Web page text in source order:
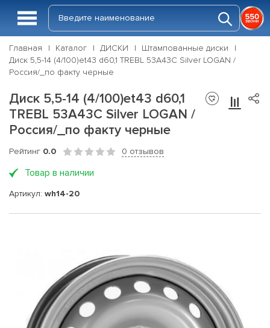
Главная Каталог ДИСКИ
Штампованные диски
Диск 5,5-14 (4/100)et43 d60,1 TREBL 53A43C Silver LOGAN /
Россия/_по факту черные
Диск 5,5-14 (4/100)et43 d60,1
TREBL 53A43C Silver LOGAN /
Россия/_по факту черные
Рейтинг 0.0 0 отзывов
Товар в наличии
Артикул: wh14-20